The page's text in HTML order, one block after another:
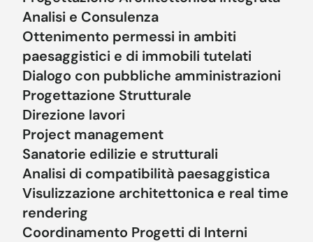
Analisi e Consulenza
Ottenimento permessi in ambiti
paesaggistici e di immobili tutelati
Dialogo con pubbliche amministrazioni
Progettazione Strutturale
Direzione lavori
Project management
Sanatorie edilizie e strutturali
Analisi di compatibilità paesaggistica
Visulizzazione architettonica e real time
rendering
Coordinamento Progetti di Interni